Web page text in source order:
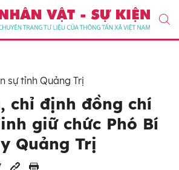
sự tỉnh Quảng Trị
chỉ định đồng chí
giữ chức Phó Bí
Quảng Trị